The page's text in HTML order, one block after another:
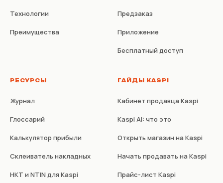
Технологии
Преимущества
Предзаказ
Приложение
Бесплатный доступ
РЕСУРСЫ
Журнал
Глоссарий
Калькулятор прибыли
Склеиватель накладных
НКТ и NTIN для Kaspi
ГАЙДЫ KASPI
Кабинет продавца Kaspi
Kaspi AI: что это
Открыть магазин на Kaspi
Начать продавать на Kaspi
Прайс-лист Kaspi